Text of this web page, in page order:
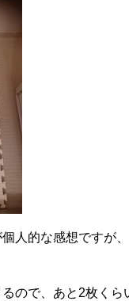
人的な感想ですが
ので、あと2枚くら